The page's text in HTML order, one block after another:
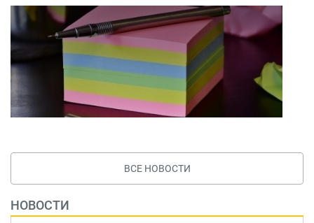
ВСЕ НОВОСТИ
НОВОСТИ